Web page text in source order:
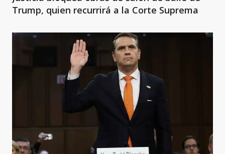
Trump, quien recurrirá a la Corte Suprema